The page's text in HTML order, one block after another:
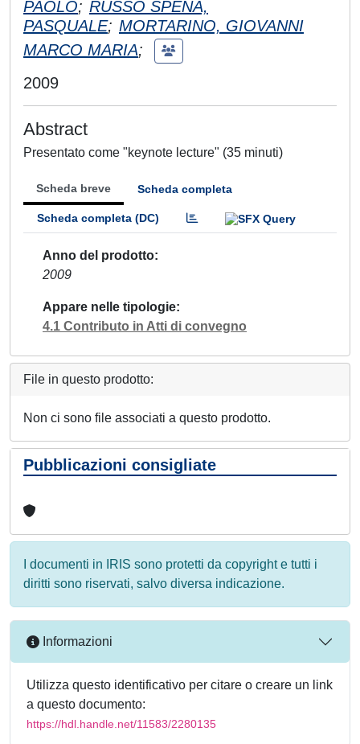
PAOLO; RUSSO SPENA,
PASQUALE; MORTARINO, GIOVANNI
MARCO MARIA;
2009
Abstract
Presentato come "keynote lecture" (35 minuti)
Scheda breve Scheda completa
Scheda completa (DC)
Anno del prodotto
2009
Appare nelle tipologie
4.1 Contributo in Atti di convegno
File in questo prodotto:
Non ci sono file associati a questo prodotto.
Pubblicazioni consigliate
I documenti in IRIS sono protetti da copyright e tutti i
diritti sono riservati, salvo diversa indicazione.
Informazioni
Utilizza questo identificativo per citare o creare un link
a questo documento:
https://hdl.handle.net/11583/2280135